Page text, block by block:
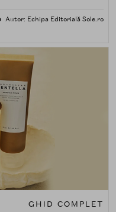
Autor: Echipa Editorială Sole.ro
GHID COMPLET